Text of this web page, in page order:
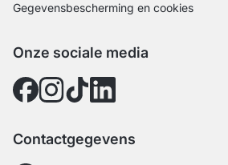
Gegevensbescherming en cookies
Onze sociale media
Contactgegevens